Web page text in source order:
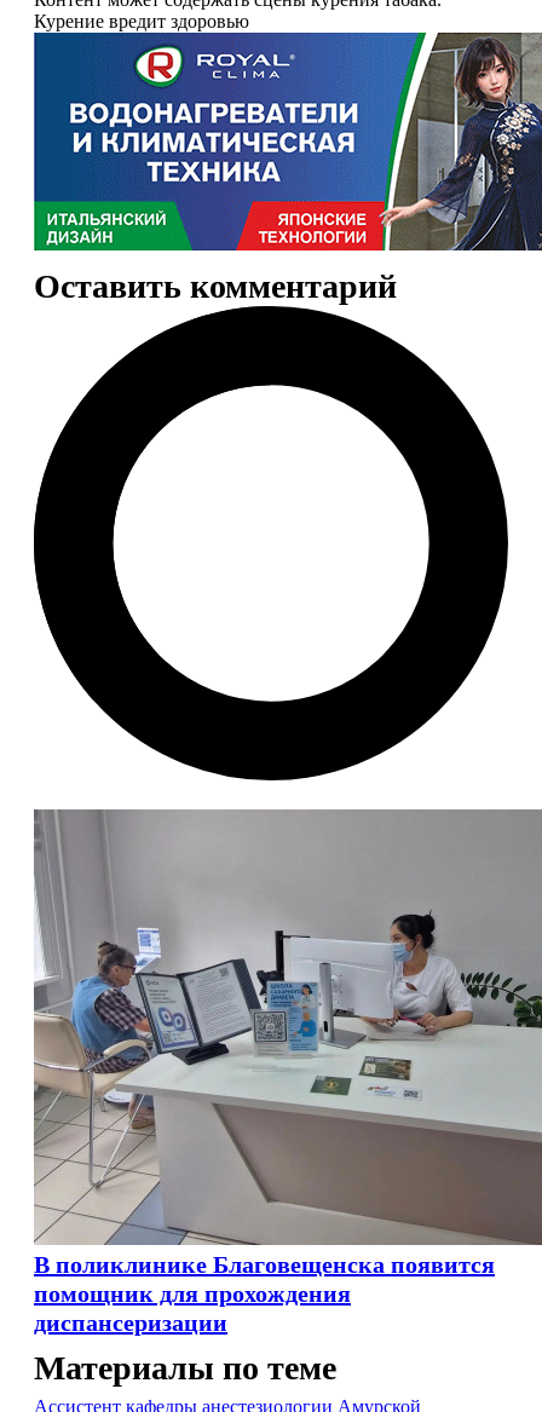
Курение вредит здоровью
Оставить комментарий
Комментарии
2
Светлана Соболева
13 мая 2015 г., 18:42
такое наверное по всему региону.... то чай пьют,
то обсуждают...то просто болтают...
Не удивительно (((
13 мая 2015 г., 15:27
Не удивительно (((
У Гуменюка ведь всё под контролем! :-D